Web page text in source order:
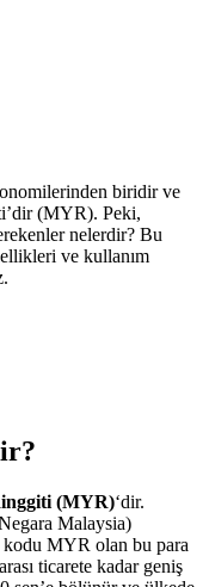
biridir ve
(MYR). Peki,
nelerdir? Bu
ve kullanım
(MYR)‘dir.
Malaysia)
kodu MYR olan bu para
ticarete kadar geniş